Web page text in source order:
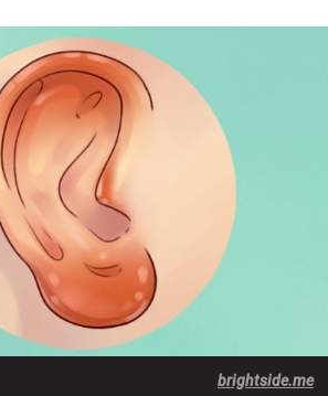
brightside.me